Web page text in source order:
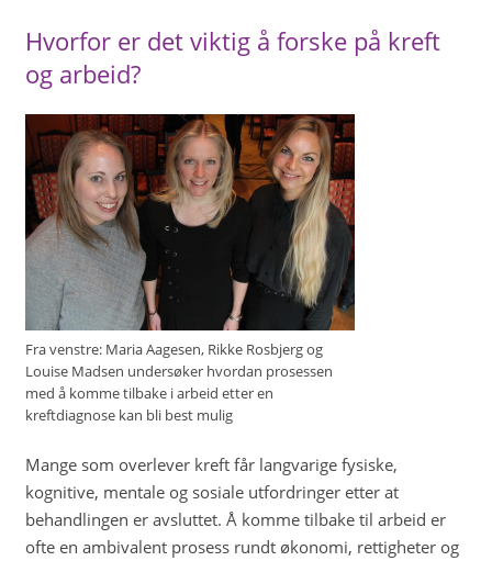
Hvorfor er det viktig å forske på kreft
og arbeid?
Fra venstre: Maria Aagesen, Rikke Rosbjerg og
Louise Madsen undersøker hvordan prosessen
med å komme tilbake i arbeid etter en
kreftdiagnose kan bli best mulig
Mange som overlever kreft får langvarige fysiske,
kognitive, mentale og sosiale utfordringer etter at
behandlingen er avsluttet. Å komme tilbake til arbeid er
ofte en ambivalent prosess rundt økonomi, rettigheter og